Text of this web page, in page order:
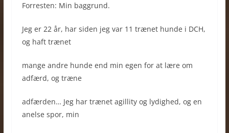
Forresten: Min baggrund.
Jeg er 22 år, har siden jeg var 11 trænet hunde i DCH,
og haft trænet
mange andre hunde end min egen for at lære om
adfærd, og træne
adfærden… Jeg har trænet agillity og lydighed, og en
anelse spor, min